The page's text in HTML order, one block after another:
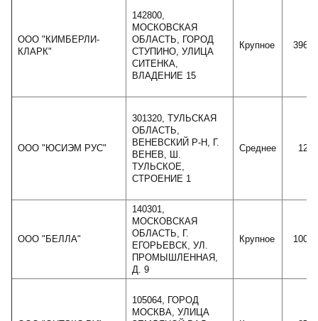
ООО "КИМБЕРЛИ-
КЛАРК"
142800,
МОСКОВСКАЯ
ОБЛАСТЬ, ГОРОД
СТУПИНО, УЛИЦА
СИТЕНКА,
ВЛАДЕНИЕ 15
Крупное
ООО "ЮСИЭМ РУС"
301320, ТУЛЬСКАЯ
ОБЛАСТЬ,
ВЕНЕВСКИЙ Р-Н, Г.
ВЕНЕВ, Ш.
ТУЛЬСКОЕ,
СТРОЕНИЕ 1
Среднее
ООО "БЕЛЛА"
140301,
МОСКОВСКАЯ
ОБЛАСТЬ, Г.
ЕГОРЬЕВСК, УЛ.
ПРОМЫШЛЕННАЯ,
Д. 9
Крупное
105064, ГОРОД
МОСКВА, УЛИЦА